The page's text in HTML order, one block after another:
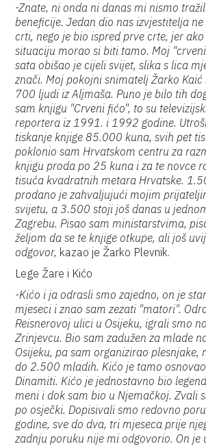
-Znate, ni onda ni danas mi nismo
beneficije. Jedan dio nas izvjestitelja
crti, nego je bio ispred prve crte, jer
situaciju morao si biti tamo. Moj
sata obišao je cijeli svijet, slika s lica
znači. Moj pokojni snimatelj Žarko Kaić
700 ljudi iz Aljmaša. Puno je bilo tih
sam knjigu "Crveni fićo", to su
reportera iz 1991. i 1992 godine.
tiskanje knjige 85.000 kuna, svih pet
poklonio sam Hrvatskom centru za
knjigu proda po 25 kuna i za te novce
tisuća kvadratnih metara Hrvatske.
prodano je zahvaljujući mojim
svijetu, a 3.500 stoji još danas u
Zagrebu. Pisao sam ministarstvima,
željom da se te knjige otkupe, ali još
odgovor, kazao je Žarko Plevnik.
Lege Žare i Kićo
-Kićo i ja odrasli smo zajedno, on je
mjeseci i znao sam zezati "matori".
Reisnerovoj ulici u Osijeku, igrali smo
Zrinjevcu. Bio sam zadužen za mlade
Osijeku, pa sam organizirao plesnjake,
do 2.500 mladih. Kićo je tamo
Dinamiti. Kićo je jednostavno bio
meni i dok sam bio u Njemačkoj. Zvali
po osječki. Dopisivali smo redovno
godine, sve do dva, tri mjeseca prije
zadnju poruku nije mi odgovorio. On je